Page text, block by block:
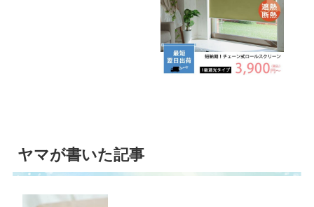
ヤマが書いた記事